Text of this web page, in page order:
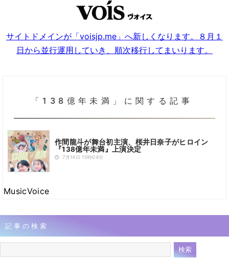
サイトドメインが「voisjp.me」へ新しくなります。８月１
日から並行運用していき、順次移行してまいります。
「138億年未満」に関する記事
作間龍斗が舞台初主演、桜井日奈子がヒロイン
『138億年未満』上演決定
7月14日 10時04分
MusicVoice
記事の検索